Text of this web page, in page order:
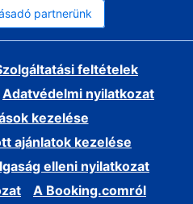
partnerünk
feltételek
Adatvédelmi nyilatkozat
kezelése
ajánlatok kezelése
elleni nyilatkozat
A Booking.comról